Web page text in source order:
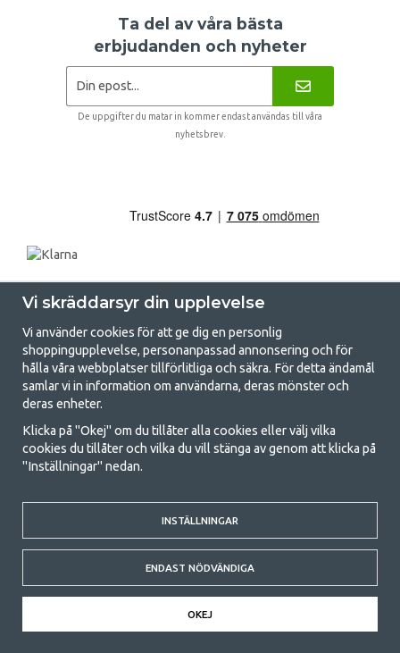
Ta del av våra bästa
erbjudanden och nyheter
De uppgifter du matar in kommer endast användas till våra
nyhetsbrev.
GetCamping.se - Din butik för camping
och uteliv
Att campa kan antingen vara en livsstil eller ett sätt att samla familjen
för ett gemensamt äventyr. Oavsett vilken kategori du tillhör hittar du
med att campa så därför erbjuder vi riktigt bra priser på familjetält,
husvagnstält och all annan utrustning för camping och friluftsliv. Vårt
mål är att i varje priskategori erbjuda den bästa campingutrustningen
gällande kvalitet och funktionalitet. Ta gärna kontakt med oss om det
är något du saknar eller vill veta mer om.
© 2020 GetCamping. All rights reserved.
Vi skräddarsyr din upplevelse
Vi använder cookies för att ge dig en personlig
shoppingupplevelse, personanpassad annonsering och för
hålla våra webbplatser tillförlitliga och säkra. För detta ändamål
samlar vi in information om användarna, deras mönster och
deras enheter.
Klicka på "Okej" om du tillåter alla cookies eller välj vilka
cookies du tillåter och vilka du vill stänga av genom att klicka på
"Inställningar" nedan.
INSTÄLLNINGAR
ENDAST NÖDVÄNDIGA
OKEJ